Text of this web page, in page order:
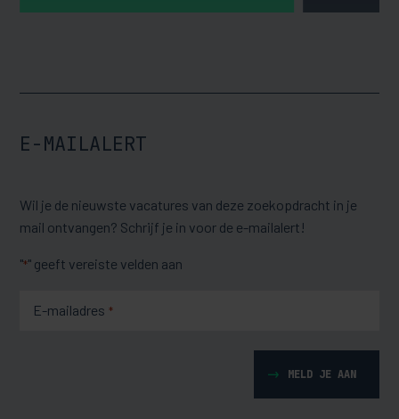
E-MAILALERT
Wil je de nieuwste vacatures van deze zoekopdracht in je
mail ontvangen? Schrijf je in voor de e-mailalert!
"*" geeft vereiste velden aan
E-mailadres *
MELD JE AAN